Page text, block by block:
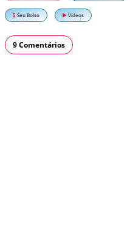
Seu Bolso Vídeos
9 Comentários